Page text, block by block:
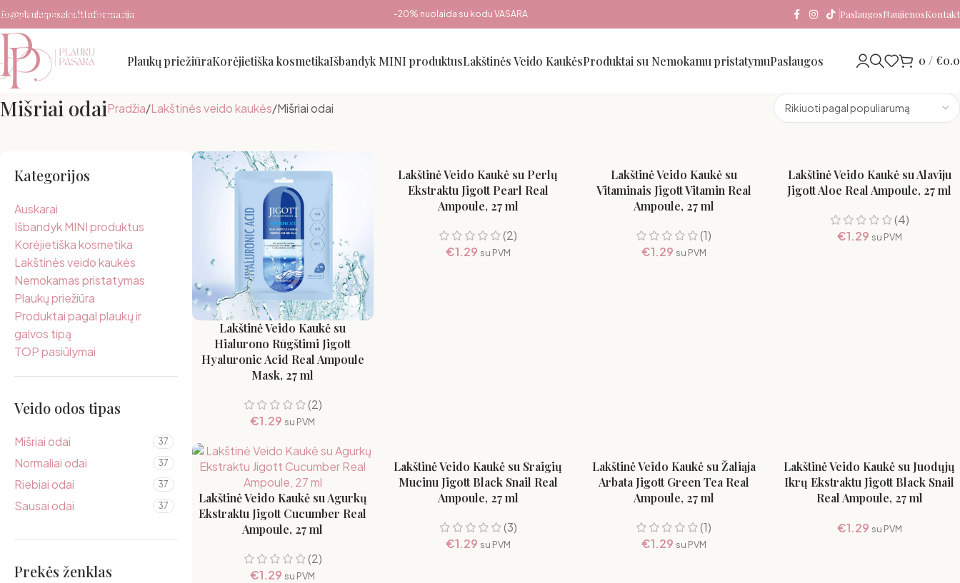
Pereiti prie pagrindinio turinio
Informacija -20% nuolaida su kodu VASARA PaslaugosNaujienos
Plaukų priežiūraKorėjietiška kosmetikaIšbandyk MINI produktusLakštinės Veido KaukėsProduktai su Nemokamu pristatymuPaslaugos 0 / €
Mišriai odaiPradžia Lakštinės veido kaukės Mišriai odai
Kategorijos
Auskarai
Išbandyk MINI produktus
Korėjietiška kosmetika
Lakštinės veido kaukės
Nemokamas pristatymas
Plaukų priežiūra
Produktai pagal plaukų ir
galvos tipą
TOP pasiūlymai
Veido odos tipas
Mišriai odai 37
Normaliai odai 37
Riebiai odai 37
Sausai odai 37
Prekės ženklas
Lakštinė Veido Kaukė su
Hialurono Rūgštimi Jigott
Hyaluronic Acid Real Ampoule
Mask, 27 ml
(2)
€1.29 su PVM
Lakštinė Veido Kaukė su Perlų
Ekstraktu Jigott Pearl Real
Ampoule, 27 ml
(2)
€1.29 su PVM
Lakštinė Veido Kaukė su
Vitaminais Jigott Vitamin Real
Ampoule, 27 ml
(1)
€1.29 su PVM
Lakštinė Veido Kaukė su Alaviju
Jigott Aloe Real Ampoule, 27 ml
(4)
€1.29 su PVM
Lakštinė Veido Kaukė su Agurkų
Ekstraktu Jigott Cucumber Real
Ampoule, 27 ml
(2)
€1.29 su PVM
Lakštinė Veido Kaukė su Sraigių
Mucinu Jigott Black Snail Real
Ampoule, 27 ml
(3)
€1.29 su PVM
Lakštinė Veido Kaukė su Žaliąja
Arbata Jigott Green Tea Real
Ampoule, 27 ml
(1)
€1.29 su PVM
Lakštinė Veido Kaukė su Juodųjų
Ikrų Ekstraktu Jigott Black Snail
Real Ampoule, 27 ml
€1.29 su PVM